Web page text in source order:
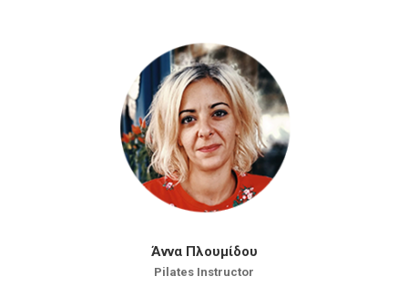
Άννα Πλουμίδου
Pilates Instructor